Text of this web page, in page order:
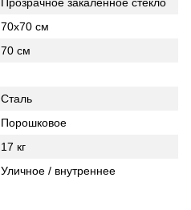
70х70 см
70 см
Сталь
Порошковое
17 кг
Уличное / внутреннее